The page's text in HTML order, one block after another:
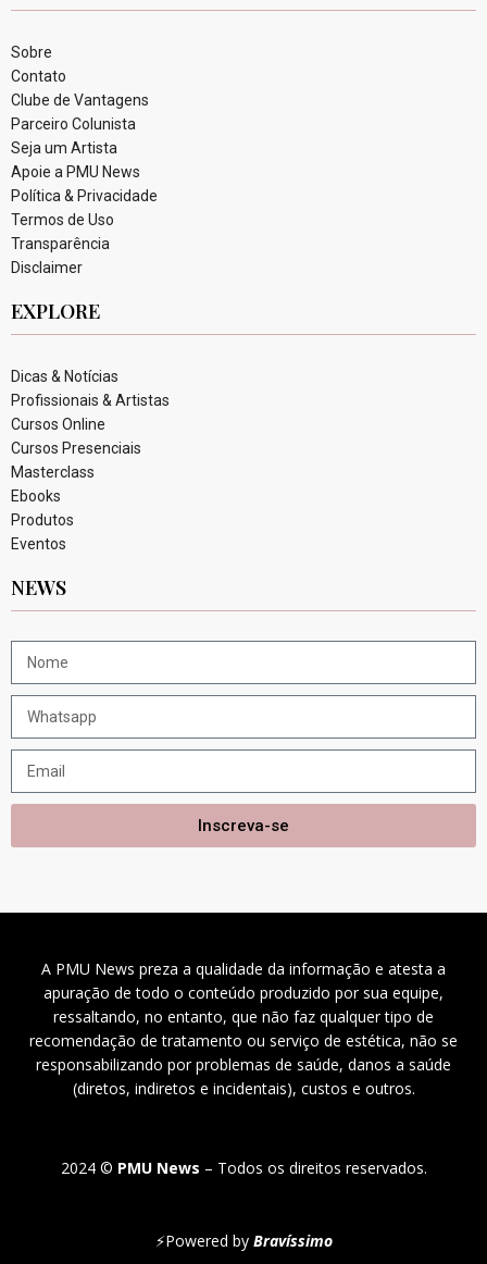
Sobre
Contato
Clube de Vantagens
Parceiro Colunista
Seja um Artista
Apoie a PMU News
Política & Privacidade
Termos de Uso
Transparência
Disclaimer
EXPLORE
Dicas & Notícias
Profissionais & Artistas
Cursos Online
Cursos Presenciais
Masterclass
Ebooks
Produtos
Eventos
NEWS
Inscreva-se
A PMU News preza a qualidade da informação e atesta a
apuração de todo o conteúdo produzido por sua equipe,
ressaltando, no entanto, que não faz qualquer tipo de
recomendação de tratamento ou serviço de estética, não se
responsabilizando por problemas de saúde, danos a saúde
(diretos, indiretos e incidentais), custos e outros.
2024 © PMU News – Todos os direitos reservados.
⚡Powered by Bravíssimo